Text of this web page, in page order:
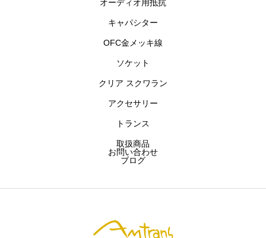
開発製品 お問い合わせ
オーディオ用抵抗
キャパシター
OFC金メッキ線
ソケット
クリア スクワラン
アクセサリー
トランス
取扱商品
お問い合わせ
ブログ